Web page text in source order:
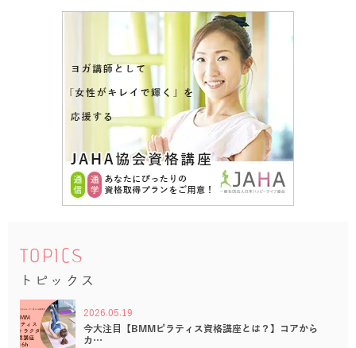
TOPICS
トピックス
2026.05.19
今大注目【BMMピラティス資格講座とは？】コアから
カ…